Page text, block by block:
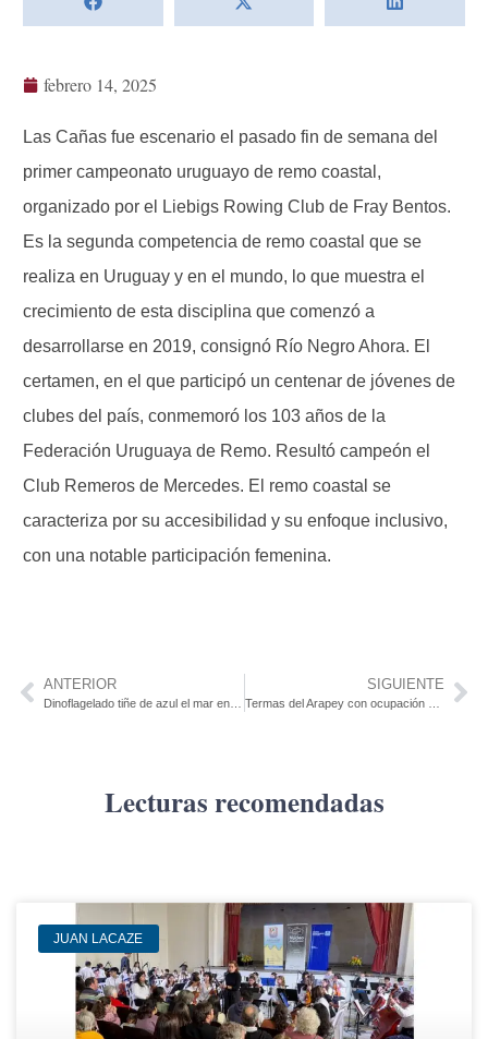
febrero 14, 2025
Las Cañas fue escenario el pasado fin de semana del
primer campeonato uruguayo de remo coastal,
organizado por el Liebigs Rowing Club de Fray Bentos.
Es la segunda competencia de remo coastal que se
realiza en Uruguay y en el mundo, lo que muestra el
crecimiento de esta disciplina que comenzó a
desarrollarse en 2019, consignó Río Negro Ahora. El
certamen, en el que participó un centenar de jóvenes de
clubes del país, conmemoró los 103 años de la
Federación Uruguaya de Remo. Resultó campeón el
Club Remeros de Mercedes. El remo coastal se
caracteriza por su accesibilidad y su enfoque inclusivo,
con una notable participación femenina.
ANTERIOR SIGUIENTE
Lecturas recomendadas
JUAN LACAZE